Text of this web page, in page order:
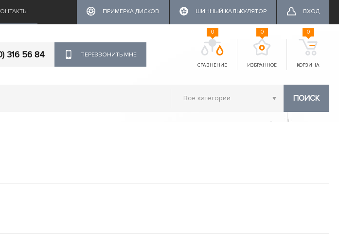
ПРИМЕРКА ДИСКОВ ШИННЫЙ КАЛЬКУЛЯТОР ВХОД
316 56 84 ПЕРЕЗВОНИТЬ МНЕ
СРАВНЕНИЕ
0
ИЗБРАННОЕ
0
КОРЗИНА
0
ПОИСК